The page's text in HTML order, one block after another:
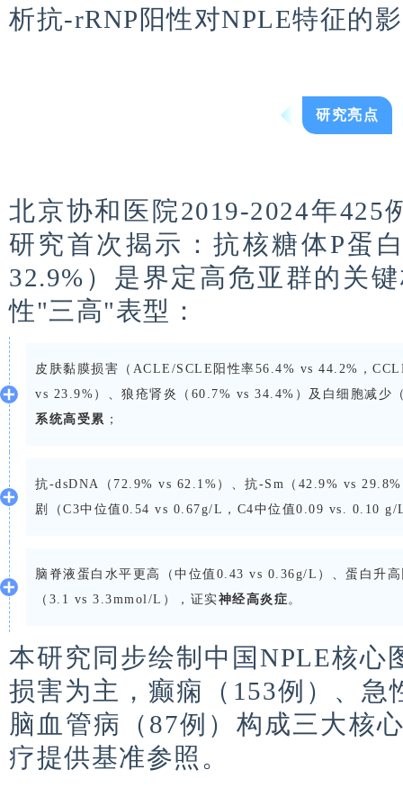
析抗-rRNP阳性对NPLE特征的
研究亮点
北京协和医院2019-2024年425
研究首次揭示：抗核糖体P蛋
32.9% ）是界定高危亚群的关
性"三高"表型：
皮肤黏膜损害（ACLE/SCLE阳性率56.4% vs 44.2%，
vs 23.9%）、狼疮肾炎（60.7% vs 34.4%）及白细胞减少
系统高受累 ；
抗-dsDNA（72.9% vs 62.1%）、抗-Sm（42.9% vs
剧（C3中位值0.54 vs 0.67g/L，C4中位值0.09 vs. 0.10 g/
脑脊液蛋白水平更高（中位值0.43 vs 0.36g/L）、蛋白升
（3.1 vs 3.3mmol/L），证实神经高炎症。
本研究同步绘制中国NPLE核心
损害为主，癫痫（153例）、急
脑血管病（87例）构成三大核
疗提供基准参照。